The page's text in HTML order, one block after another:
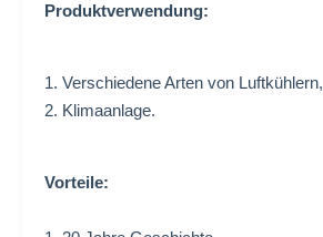
Produktverwendung:
1. Verschiedene Arten von Luftkühlern,
2. Klimaanlage.
Vorteile: